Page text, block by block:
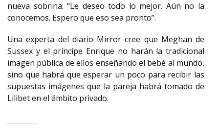
nueva sobrina: “Le deseo todo lo mejor. Aún no la
conocemos. Espero que eso sea pronto”.
Una experta del diario Mirror cree que Meghan de
Sussex y el príncipe Enrique no harán la tradicional
imagen pública de ellos enseñando el bebé al mundo,
sino que habrá que esperar un poco para recibir las
supuestas imágenes que la pareja habrá tomado de
Lilibet en el ámbito privado.